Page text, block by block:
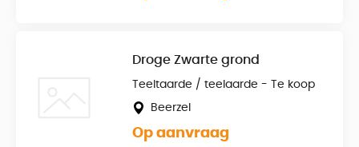
Droge Zwarte grond
Teeltaarde / teelaarde - Te koop
Beerzel
Op aanvraag